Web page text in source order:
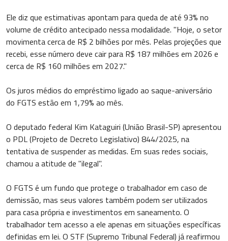
Ele diz que estimativas apontam para queda de até 93% no
volume de crédito antecipado nessa modalidade. "Hoje, o setor
movimenta cerca de R$ 2 bilhões por mês. Pelas projeções que
recebi, esse número deve cair para R$ 187 milhões em 2026 e
cerca de R$ 160 milhões em 2027."
Os juros médios do empréstimo ligado ao saque-aniversário
do FGTS estão em 1,79% ao mês.
O deputado federal Kim Kataguiri (União Brasil-SP) apresentou
o PDL (Projeto de Decreto Legislativo) 844/2025, na
tentativa de suspender as medidas. Em suas redes sociais,
chamou a atitude de "ilegal".
O FGTS é um fundo que protege o trabalhador em caso de
demissão, mas seus valores também podem ser utilizados
para casa própria e investimentos em saneamento. O
trabalhador tem acesso a ele apenas em situações específicas
definidas em lei. O STF (Supremo Tribunal Federal) já reafirmou